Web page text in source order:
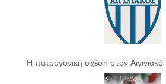
Η πατρογονική σχέση στον Αιγινιακό